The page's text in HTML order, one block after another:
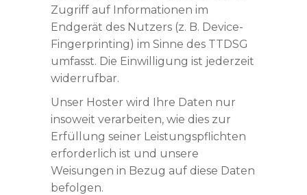
Zugriff auf Informationen im
Endgerät des Nutzers (z. B. Device-
Fingerprinting) im Sinne des TTDSG
umfasst. Die Einwilligung ist jederzeit
widerrufbar.
Unser Hoster wird Ihre Daten nur
insoweit verarbeiten, wie dies zur
Erfüllung seiner Leistungspflichten
erforderlich ist und unsere
Weisungen in Bezug auf diese Daten
befolgen.